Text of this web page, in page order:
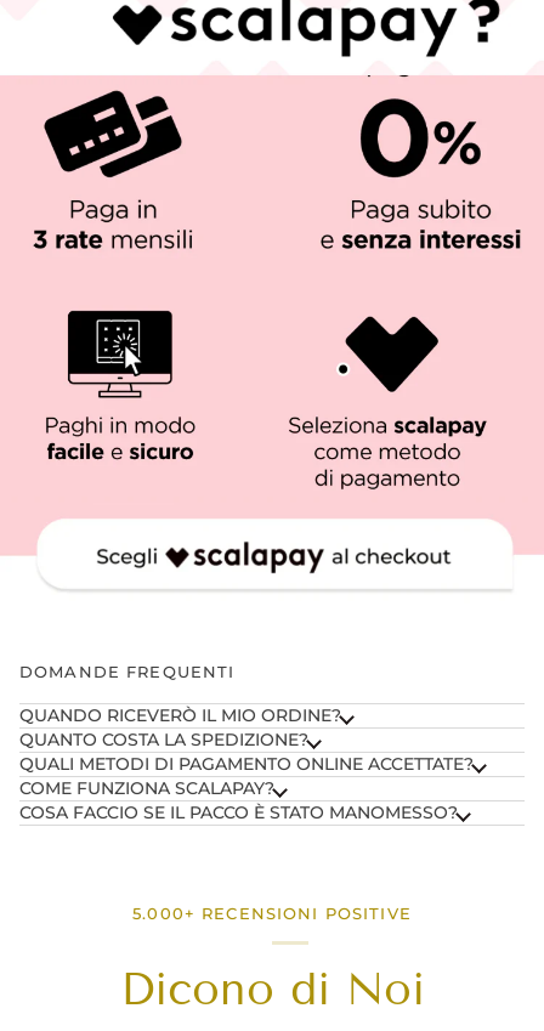
DOMANDE FREQUENTI
QUANDO RICEVERÒ IL MIO ORDINE?
QUANTO COSTA LA SPEDIZIONE?
QUALI METODI DI PAGAMENTO ONLINE ACCETTATE?
COME FUNZIONA SCALAPAY?
COSA FACCIO SE IL PACCO È STATO MANOMESSO?
5.000+ RECENSIONI POSITIVE
Dicono di Noi